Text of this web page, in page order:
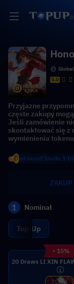
5.0
Przyjazne
częste zakupy
Jeśli zamówienie
skontaktować się z
wymienienia tokenu
Invite 1 friend
ZAKUP
1 Nominał
Top-Up
- 15%
20 Draws LI XIN